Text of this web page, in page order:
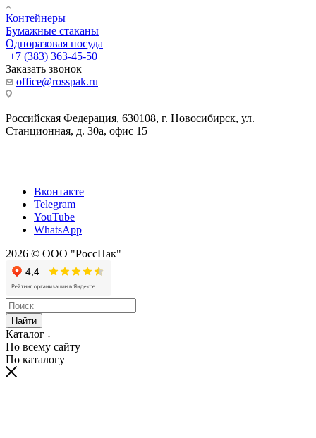
Контейнеры
Бумажные стаканы
Одноразовая посуда
+7 (383) 363-45-50
Заказать звонок
office@rosspak.ru
Российская Федерация, 630108, г. Новосибирск, ул.
Станционная, д. 30а, офис 15
Вконтакте
Telegram
YouTube
WhatsApp
2026 © ООО "РоссПак"
Найти
Каталог
По всему сайту
По каталогу